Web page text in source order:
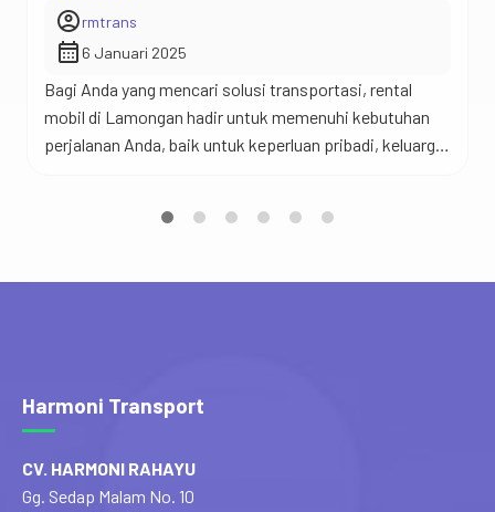
account_circlermtrans
calendar_month 6 Januari 2025
Bagi Anda yang mencari solusi transportasi, rental
mobil di Lamongan hadir untuk memenuhi kebutuhan
perjalanan Anda, baik untuk keperluan pribadi, keluarga,
mobil di Lamongan menyediakan berbagai tipe
mewah. Anda dapat memilih kendaraan sesuai […]
Harmoni Transport
CV. HARMONI RAHAYU
Gg. Sedap Malam No. 10